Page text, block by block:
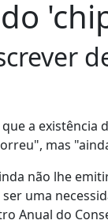
a existência
mas
não lhe
uma
Anual do